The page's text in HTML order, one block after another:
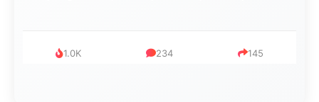
1.0K 234 145